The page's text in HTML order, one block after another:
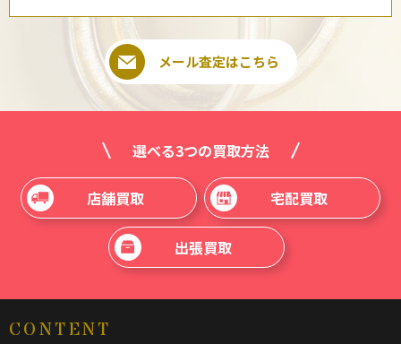
メール査定はこちら
選べる3つの買取方法
店舗買取 宅配買取
出張買取
CONTENT